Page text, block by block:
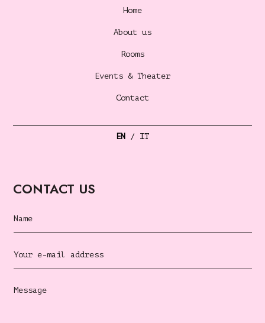
Home
About us
Rooms
Events & Theater
Contact
EN / IT
CONTACT US